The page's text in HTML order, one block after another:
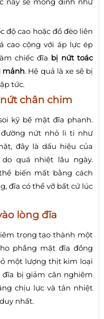
độ cao hoặc đổ đèo liên
cao cộng với áp lực ép
chiếc đĩa bị nứt toác
mảnh. Hệ quả là xe sẽ bị
tức.
chân chim
kỹ bề mặt đĩa phanh.
nứt nhỏ li ti như
đây là dấu hiệu của
quá nhiệt lâu ngày.
biến mất bằng cách
đĩa có thể vỡ bất cứ lúc
lòng đĩa
trọng tạo thành một
phẳng mặt đĩa đồng
một lượng thịt kim loại
đĩa bị giảm cân nghiêm
chịu lực và tản nhiệt
nhất.